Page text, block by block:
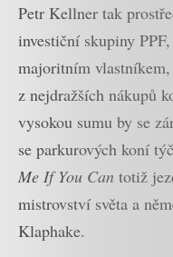
Petr Kellner tak
investiční skupiny
majoritním vlastníkem,
z nejdražších nákupů
vysokou sumu by se
se parkurových koní
Me If You Can totiž
mistrovství světa a
Klaphake.